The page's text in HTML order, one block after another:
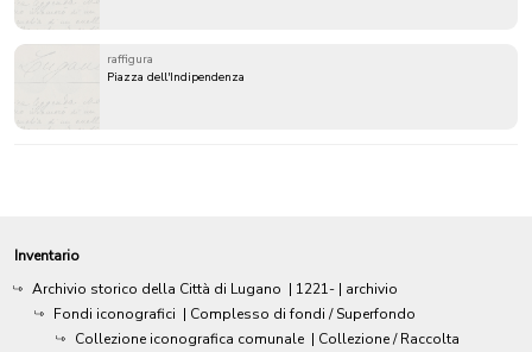
raffigura
Piazza dell'Indipendenza
Inventario
Archivio storico della Città di Lugano | 1221- | archivio
Fondi iconografici | Complesso di fondi / Superfondo
Collezione iconografica comunale | Collezione / Raccolta